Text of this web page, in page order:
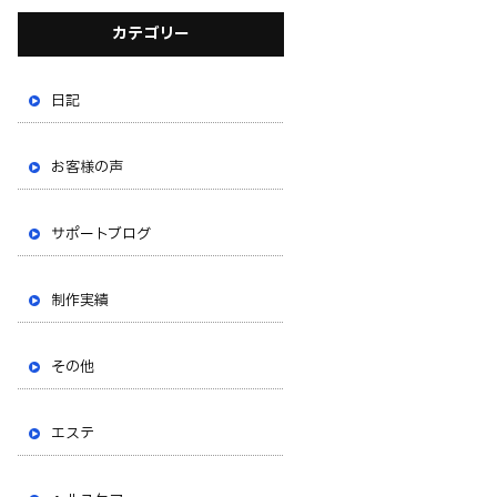
カテゴリー
日記
お客様の声
サポートブログ
制作実績
その他
エステ